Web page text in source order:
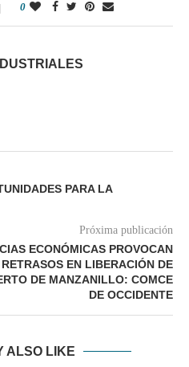
0
PARA LA
Próxima publicación
ECONÓMICAS PROVOCAN
EN LIBERACIÓN DE
DE MANZANILLO: COMCE
DE OCCIDENTE
ALSO LIKE